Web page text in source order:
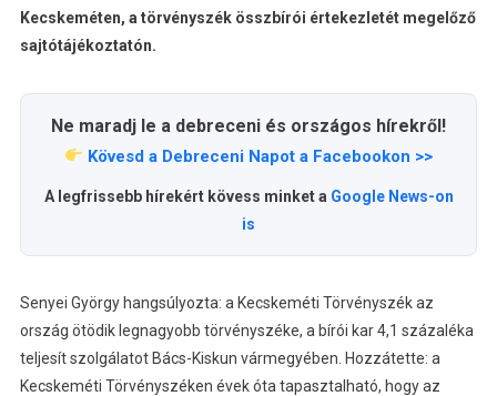
Kecskeméten, a törvényszék összbírói értekezletét megelőző
sajtótájékoztatón.
Ne maradj le a debreceni és országos hírekről!
Kövesd a Debreceni Napot a Facebookon >>
A legfrissebb hírekért kövess minket a Google News-on
is
Senyei György hangsúlyozta: a Kecskeméti Törvényszék az
ország ötödik legnagyobb törvényszéke, a bírói kar 4,1 százaléka
teljesít szolgálatot Bács-Kiskun vármegyében. Hozzátette: a
Kecskeméti Törvényszéken évek óta tapasztalható, hogy az